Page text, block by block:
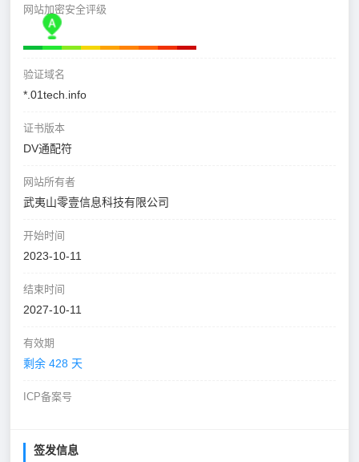
网站加密安全评级
验证域名
*.01tech.info
证书版本
DV通配符
网站所有者
武夷山零壹信息科技有限公司
开始时间
2023-10-11
结束时间
2027-10-11
有效期
剩余 428 天
ICP备案号
签发信息